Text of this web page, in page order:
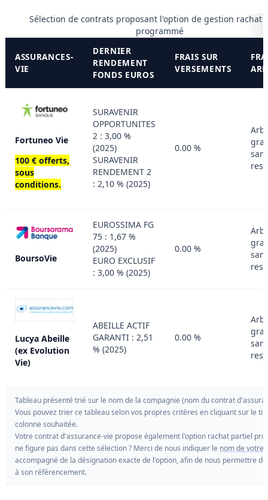
Sélection de contrats proposant l'option de gestion rachat
programmé
ASSURANCES-
VIE
DERNIER
RENDEMENT
FONDS EUROS
FRAIS SUR
VERSEMENTS
Fortuneo Vie
100 € offerts,
sous
conditions.
SURAVENIR
OPPORTUNITES
2 : 3,00 %
(2025)
SURAVENIR
RENDEMENT 2
: 2,10 % (2025)
0.00 %
BoursoVie
EUROSSIMA FG
75 : 1,67 %
(2025)
EURO EXCLUSIF
: 3,00 % (2025)
0.00 %
Lucya Abeille
(ex Evolution
Vie)
ABEILLE ACTIF
GARANTI : 2,51
% (2025)
0.00 %
Tableau présenté trié sur le nom de la compagnie (nom du contrat
Vous pouvez trier ce tableau selon vos propres critères en cliquant sur le
colonne souhaitée.
Votre contrat d'assurance-vie propose également l'option rachat partiel
ne figure pas dans cette sélection ? Merci de nous indiquer le nom de votre
accompagné de la désignation exacte de l'option, afin de nous permettre
à son référencement.